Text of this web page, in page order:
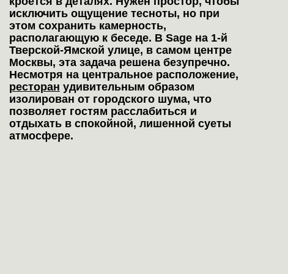
исключить ощущение тесноты, но при
этом сохранить камерность,
располагающую к беседе. В Sage на 1-й
Тверской-Ямской улице, в самом центре
Москвы, эта задача решена безупречно.
Несмотря на центральное расположение,
ресторан удивительным образом
изолирован от городского шума, что
позволяет гостям расслабиться и
отдыхать в спокойной, лишенной суеты
атмосфере.